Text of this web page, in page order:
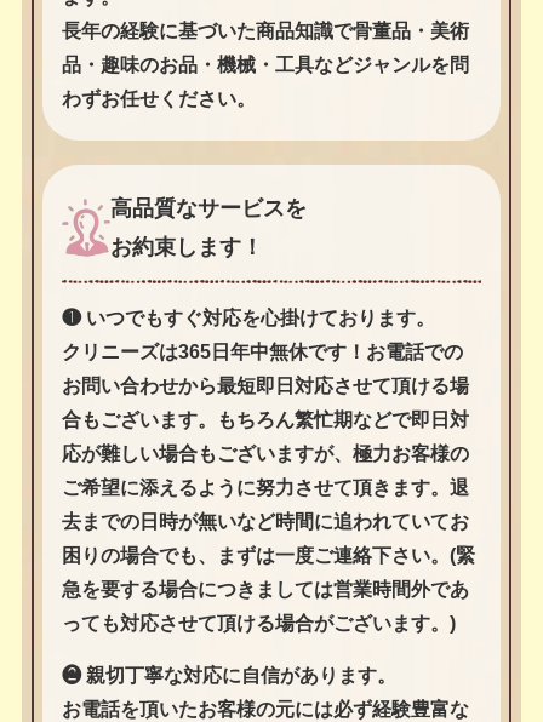
長年の経験に基づいた商品知識で骨董品・美術
品・趣味のお品・機械・工具などジャンルを問
わずお任せください。
高品質なサービスを
お約束します！
❶ いつでもすぐ対応を心掛けております。
クリニーズは365日年中無休です！お電話での
お問い合わせから最短即日対応させて頂ける場
合もございます。もちろん繁忙期などで即日対
応が難しい場合もございますが、極力お客様の
ご希望に添えるように努力させて頂きます。退
去までの日時が無いなど時間に追われていてお
困りの場合でも、まずは一度ご連絡下さい。(緊
急を要する場合につきましては営業時間外であ
っても対応させて頂ける場合がございます。)
❷ 親切丁寧な対応に自信があります。
お電話を頂いたお客様の元には必ず経験豊富な